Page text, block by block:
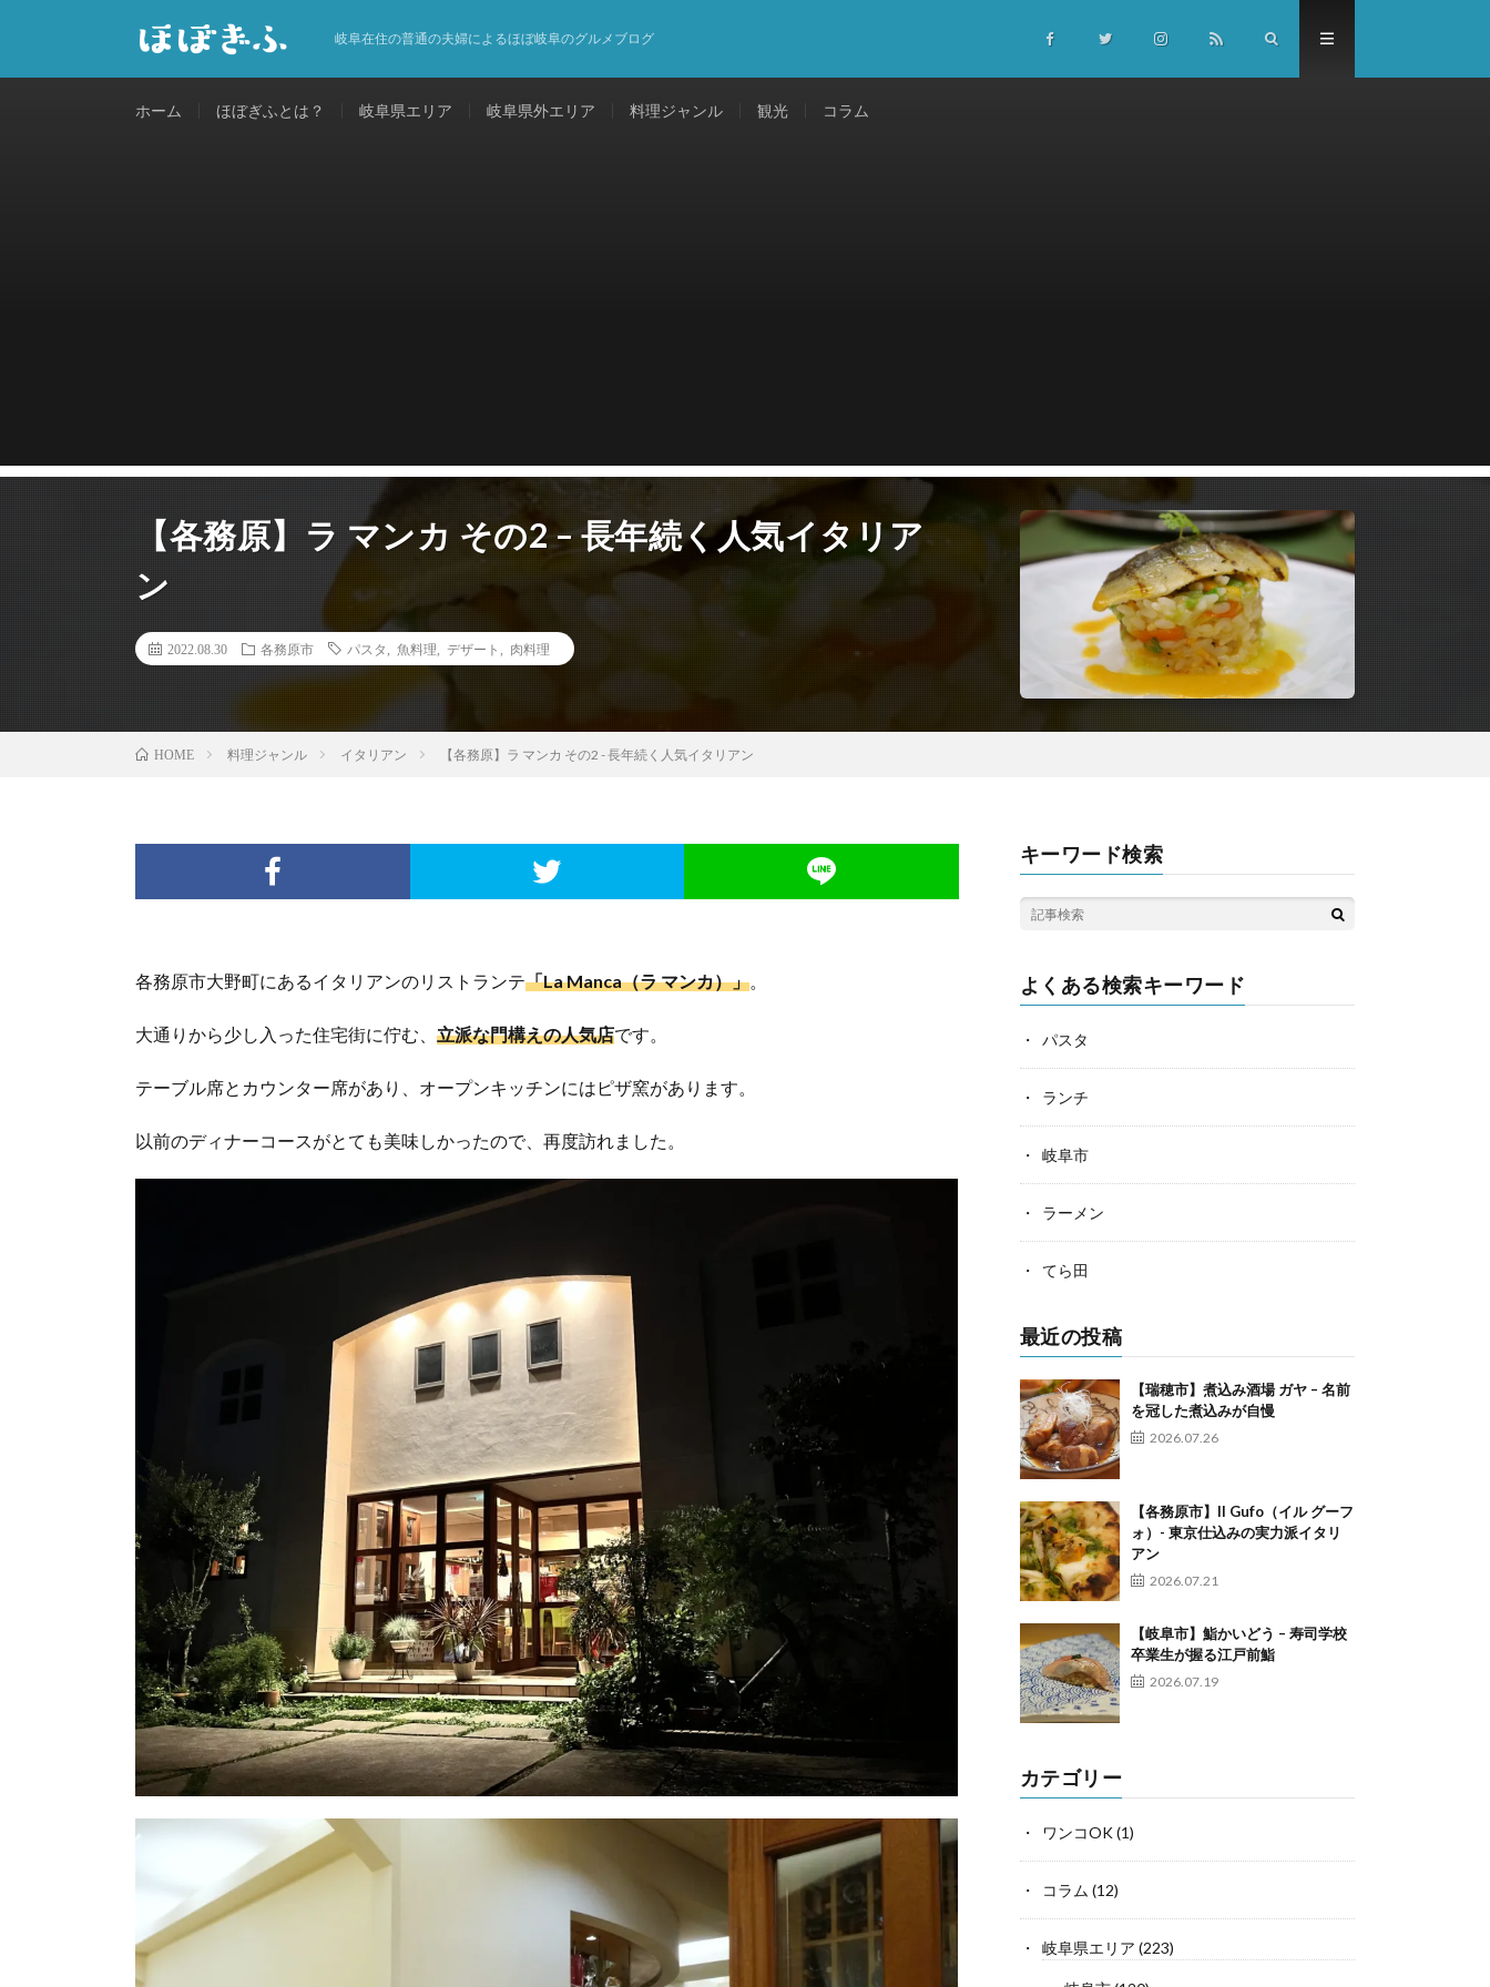
岐阜在住の普通の夫婦によるほぼ岐阜のグルメブログ
ホーム ほぼぎふとは？ 岐阜県エリア 岐阜県外エリア 料理ジャンル 観光 コラム
【各務原】ラ マンカ その2 – 長年続く人気イタリア
ン
2022.08.30 各務原市 パスタ 魚料理 デザート 肉料理
HOME 料理ジャンル イタリアン 【各務原】ラ マンカ その2 - 長年続く人気イタリアン
各務原市大野町にあるイタリアンのリストランテ「La Manca（ラ マンカ）」。
大通りから少し入った住宅街に佇む、 立派な門構えの人気店です。
テーブル席とカウンター席があり、オープンキッチンにはピザ窯があります。
以前のディナーコースがとても美味しかったので、再度訪れました。
キーワード検索
よくある検索キーワード
パスタ
ランチ
岐阜市
ラーメン
てら田
最近の投稿
【瑞穂市】煮込み酒場 ガヤ – 名前
を冠した煮込みが自慢
2026.07.26
【各務原市】Il Gufo（イル グーフ
ォ）- 東京仕込みの実力派イタリ
アン
2026.07.21
【岐阜市】鮨かいどう – 寿司学校
卒業生が握る江戸前鮨
2026.07.19
カテゴリー
ワンコOK(1)
コラム (12)
岐阜県エリア (223)